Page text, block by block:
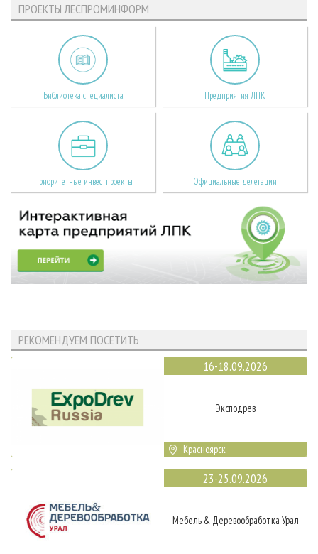
ПРОЕКТЫ ЛЕСПРОМИНФОРМ
Библиотека специалиста Предприятия ЛПК
Приоритетные инвестпроекты Официальные делегации
РЕКОМЕНДУЕМ ПОСЕТИТЬ
16-18.09.2026
Эксподрев
Красноярск
23-25.09.2026
Мебель & Деревообработка Урал